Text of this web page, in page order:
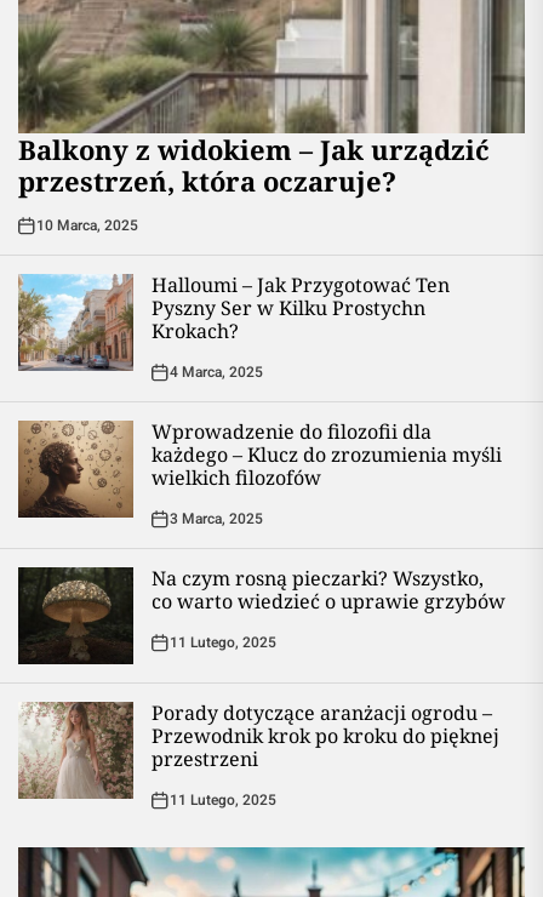
Balkony z widokiem – Jak urządzić
przestrzeń, która oczaruje?
10 Marca, 2025
Halloumi – Jak Przygotować Ten
Pyszny Ser w Kilku Prostychn
Krokach?
4 Marca, 2025
Wprowadzenie do filozofii dla
każdego – Klucz do zrozumienia myśli
wielkich filozofów
3 Marca, 2025
Na czym rosną pieczarki? Wszystko,
co warto wiedzieć o uprawie grzybów
11 Lutego, 2025
Porady dotyczące aranżacji ogrodu –
Przewodnik krok po kroku do pięknej
przestrzeni
11 Lutego, 2025